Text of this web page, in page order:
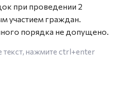
при проведении 2
участием граждан.
порядка не допущено.
нажмите ctrl+enter